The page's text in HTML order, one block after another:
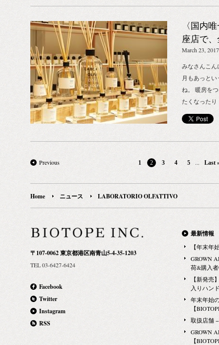
ンスサンプル
す。 実際に
で、筆記具も
は8名様分と
第、締め切
せ。 皆さん
催概要 「ラ
実験室、香り
ップ 京都店
下ル山崎町
の方は、ザ
みなさまに
す！
のレッスン
書き込みな
参下さい。
席が少ないた
に担当者から
皆さん、是非
「ラボラトリ
室、香りの
24日（土）
0022 東京都
間 申込方法
ださい。 お
舗への電話
れた方には、
中に返信さ
定後のキャ
なさまにお
ンショップ 丸の内店 LABORATORIO OLFATTIVO
LABORATORIO OLFATTIVO製品を、10,000円（税
抜）以上お買い上げで ルームフレグランスミニサン
プル3種セットをプレゼント！ 人気の香りの、ビア
ンコテ、ビアンコフィオーレ、ディ・ヴィーノのア
ソートセットでご用意致しております。 数量限定、
なくなり次第終了のため、気になる方はお早めにど
うぞ！ 〈 詳細 〉 期間：5月20日（土）～31日
（水） 場所：ザ・コンランショップ （新宿本店・
丸の内店・名古屋店・京都店・福岡店） ザ・
コンランショップ キッチン これからの季節をちょ
っと快適に、心地よく。 沢山の皆様に、素敵な「香
りとの出会い」を体験していただけますように。
〈国内
座店で
March 23, 2017
みなさんこん
月もあっと
ね。 暖房を
たくなったり
り、、、 本
きたなとい
模様替え、
「
のラインナッ
【
いはございま
ルームフレ
のみ。 エス
のなかで い
とお楽しみ
座店（エ
0061 東京
3F Tel 03-
21:00）※コ
Previous 1 2 3 4 5 ... Last
Home ニュース LABORATORIO OLFATTIVO
〒107-0062 東京都港区南青山5-4-35-1203
TEL 03-6427-6424
Facebook
Twitter
Instagram
RSS
最新情報
【年末年
GROWN
荷&購入
【新発売
入りハン
年末年始
【
取扱店舗
GROWN
【